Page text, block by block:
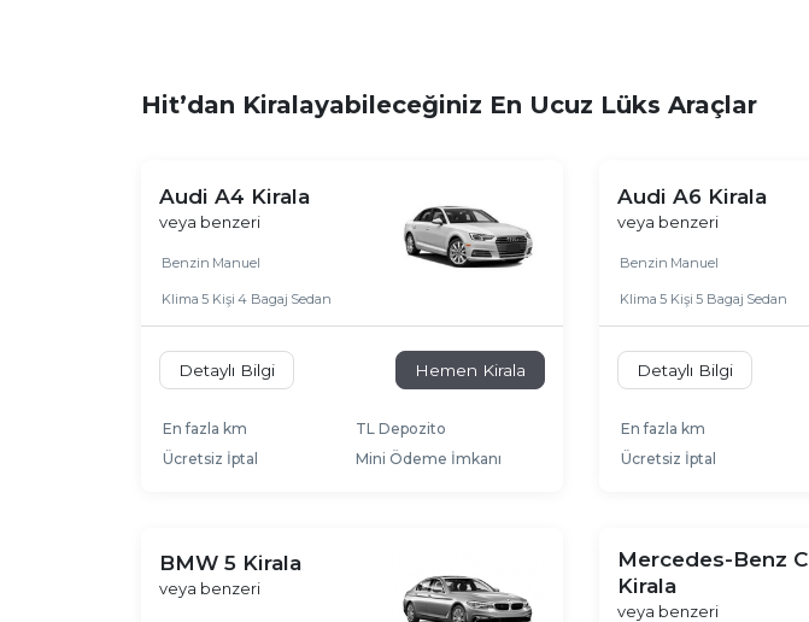
Hit’dan Kiralayabileceğiniz En Ucuz Lüks Araçlar
Audi A4 Kirala
veya benzeri
Benzin Manuel
Klima 5 Kişi 4 Bagaj Sedan
Detaylı Bilgi Hemen Kirala
En fazla km
TL Depozito
Ücretsiz İptal
Mini Ödeme İmkanı
Audi A6 Kirala
veya benzeri
Benzin Manuel
Klima 5 Kişi 5 Bagaj Sedan
Detaylı Bilgi
En fazla km
Ücretsiz İptal
BMW 5 Kirala
veya benzeri
Mercedes-Benz C
Kirala
veya benzeri